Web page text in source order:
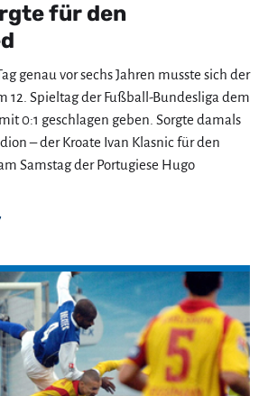
für den
genau vor sechs Jahren musste sich der
12. Spieltag der Fußball-Bundesliga dem
0:1 geschlagen geben. Sorgte damals
– der Kroate Ivan Klasnic für den
Samstag der Portugiese Hugo